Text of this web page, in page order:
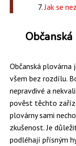
Jak se
Občanská plovárna
všem bez rozdílu.
nepravdivé a
pověst těchto
plovárny sami
zkušenost. Je
podléhají přísným